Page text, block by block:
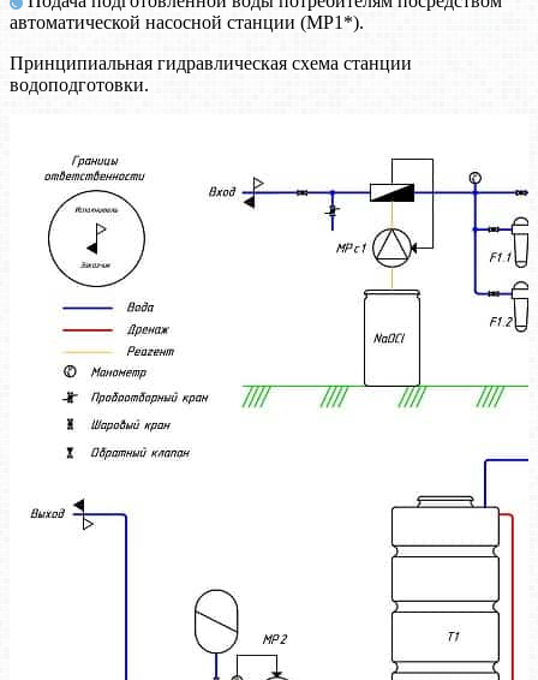
автоматической насосной станции (МР1*).
Принципиальная гидравлическая схема станции
водоподготовки.